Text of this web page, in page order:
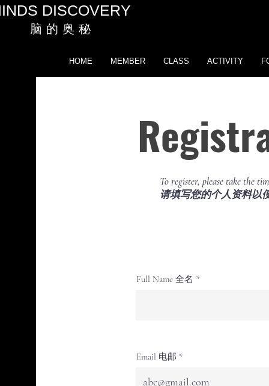
DISCOVERY
脑 的 奥 秘
HOME MEMBER CLASS ACTIVITY
To register, please take the
请填写您的个人资料以
Full Name 全名
Email 电邮